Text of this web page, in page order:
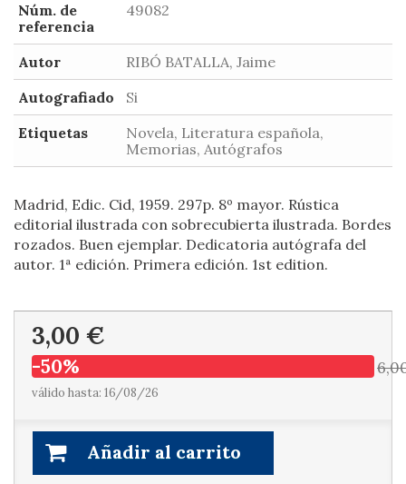
Núm. de
referencia
49082
Autor
RIBÓ BATALLA, Jaime
Autografiado
Si
Etiquetas
Novela, Literatura española,
Memorias, Autógrafos
Madrid, Edic. Cid, 1959. 297p. 8º mayor. Rústica
editorial ilustrada con sobrecubierta ilustrada. Bordes
rozados. Buen ejemplar. Dedicatoria autógrafa del
autor. 1ª edición. Primera edición. 1st edition.
3,00 €
-50%
válido hasta: 16/08/26
Añadir al carrito